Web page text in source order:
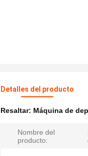
Detalles del producto
Resaltar: Máquina de
Nombre del
producto: